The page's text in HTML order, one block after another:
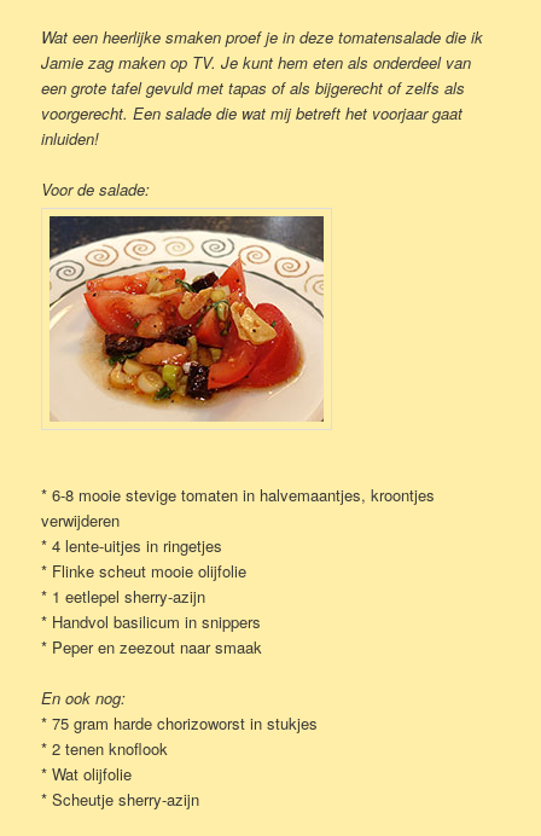
Wat een heerlijke smaken proef je in deze tomatensalade die ik
Jamie zag maken op TV. Je kunt hem eten als onderdeel van
een grote tafel gevuld met tapas of als bijgerecht of zelfs als
voorgerecht. Een salade die wat mij betreft het voorjaar gaat
inluiden!
Voor de salade:
* 6-8 mooie stevige tomaten in halvemaantjes, kroontjes
verwijderen
* 4 lente-uitjes in ringetjes
* Flinke scheut mooie olijfolie
* 1 eetlepel sherry-azijn
* Handvol basilicum in snippers
* Peper en zeezout naar smaak
En ook nog:
* 75 gram harde chorizoworst in stukjes
* 2 tenen knoflook
* Wat olijfolie
* Scheutje sherry-azijn